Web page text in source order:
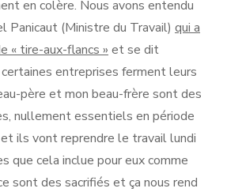
en colère. Nous avons entendu
Panicaut (Ministre du Travail) qui a
« tire-aux-flancs » et se dit
certaines entreprises ferment leurs
père et mon beau-frère sont des
nullement essentiels en période
ils vont reprendre le travail lundi
que cela inclue pour eux comme
sont des sacrifiés et ça nous rend